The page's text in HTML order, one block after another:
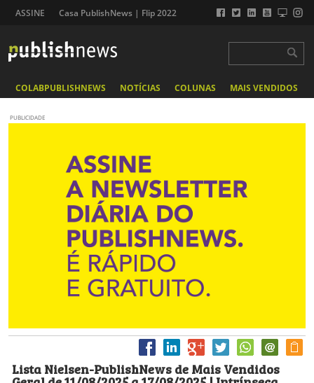
ASSINE Casa PublishNews | Flip 2022
COLABPUBLISHNEWS NOTÍCIAS COLUNAS MAIS VENDIDOS
PUBLICIDADE
Lista Nielsen-PublishNews de Mais Vendidos